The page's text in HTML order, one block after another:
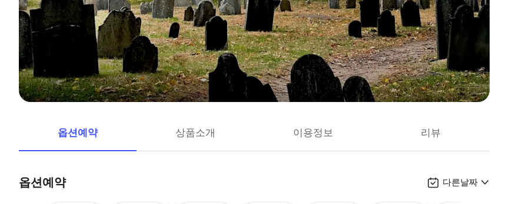
옵션예약 상품소개 이용정보 리뷰
옵션예약 다른날짜